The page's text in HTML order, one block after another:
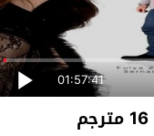
01:57:41